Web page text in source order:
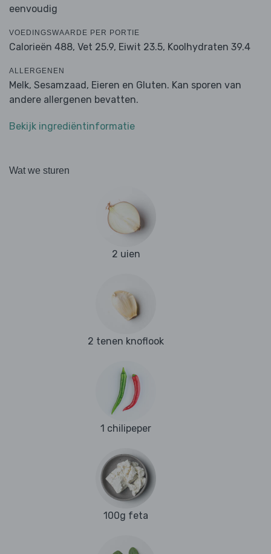
eenvoudig
VOEDINGSWAARDE PER PORTIE
Calorieën 488, Vet 25.9, Eiwit 23.5, Koolhydraten 39.4
ALLERGENEN
Melk, Sesamzaad, Eieren en Gluten. Kan sporen van
andere allergenen bevatten.
Bekijk ingrediëntinformatie
Wat we sturen
2 uien
2 tenen knoflook
1 chilipeper
100g feta